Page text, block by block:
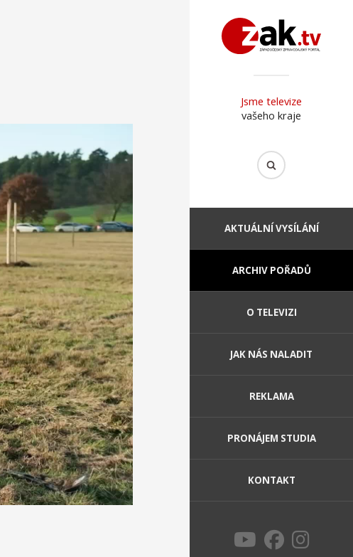
Jsme televize
vašeho kraje
AKTUÁLNÍ VYSÍLÁNÍ
ARCHIV POŘADŮ
O TELEVIZI
JAK NÁS NALADIT
REKLAMA
PRONÁJEM STUDIA
KONTAKT